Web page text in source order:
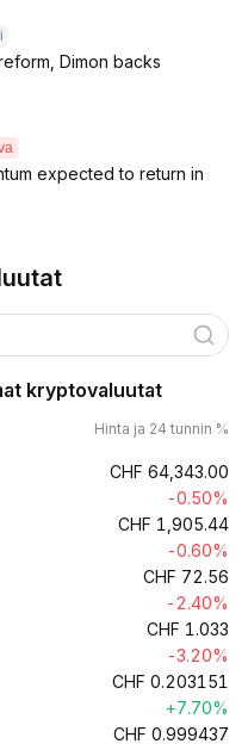
Dimon backs
expected to return in
kryptovaluutat
Hinta ja 24 tunnin %
CHF 64,343.00
-0.50%
CHF 1,905.44
-0.60%
CHF 72.56
-2.40%
CHF 1.033
-3.20%
CHF 0.203151
+7.70%
CHF 0.999437